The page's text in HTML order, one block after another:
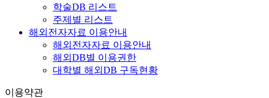
학술DB 리스트
주제별 리스트
해외전자자료 이용안내
해외전자자료 이용안내
해외DB별 이용권한
대학별 해외DB 구독현황
이용약관